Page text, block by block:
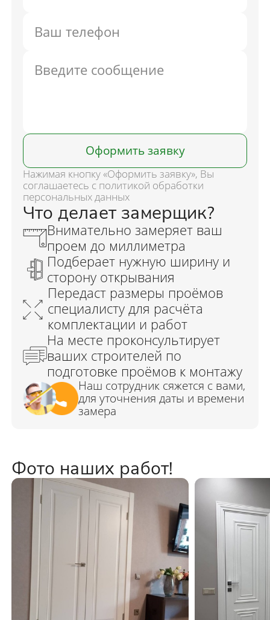
Оформить заявку
Нажимая кнопку «Оформить заявку», Вы
соглашаетесь с политикой обработки
персональных данных
Фото наших работ!